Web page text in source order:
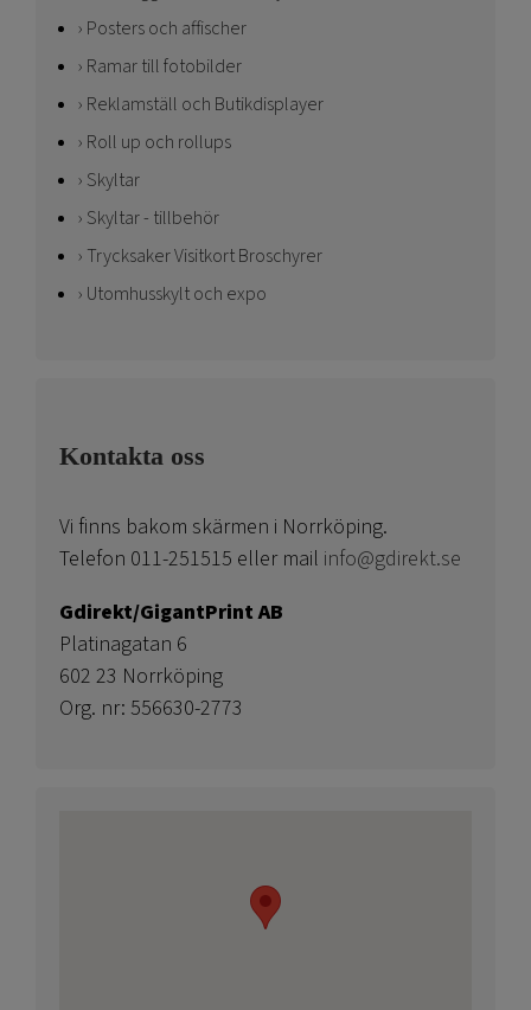
Posters och affischer
Ramar till fotobilder
Reklamställ och Butikdisplayer
Roll up och rollups
Skyltar
Skyltar - tillbehör
Trycksaker Visitkort Broschyrer
Utomhusskylt och expo
Kontakta oss
Vi finns bakom skärmen i Norrköping.
Telefon 011-251515 eller mail info@gdirekt.se
Gdirekt/GigantPrint AB
Platinagatan 6
602 23 Norrköping
Org. nr: 556630-2773